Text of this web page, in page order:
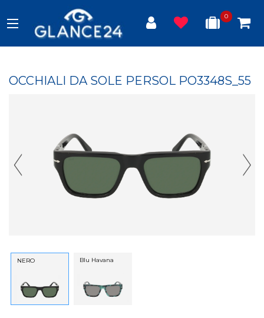
0
OCCHIALI DA SOLE PERSOL PO3348S_55
Previous Slide
NERO Blu Havana